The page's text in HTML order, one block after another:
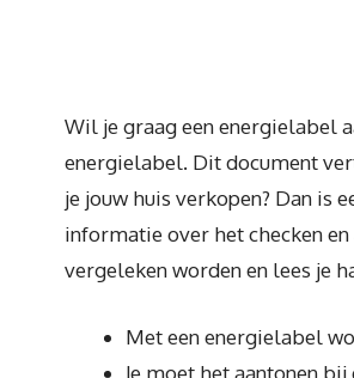
Wil je graag een energielabel
energielabel. Dit document
je jouw huis verkopen? Dan is
informatie over het checken
vergeleken worden en lees je
Met een energielabel
Je moet het aantonen